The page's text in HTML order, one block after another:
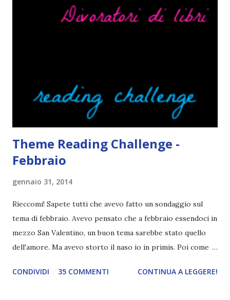
RAGAZZI nei libri hanno i capelli arruffati. Vabbè, c'è crisi, il
dei libri sono dei grandi lettori, fatto sta che io non ho mai
trovato una scena in ...
Theme Reading Challenge -
Febbraio
gennaio 31, 2014
Rieccomi! Sapete tutti che avevo fatto un sondaggio sul
tema di febbraio. Avevo pensato che a febbraio essendoci in
mezzo San Valentino, un buon tema sarebbe stato quello
dell'amore. Ma avevo storto il naso io in primis. Poi come
più difficili e fare decidere a voi lettori tra storie d'amore
CONDIVIDI 35 COMMENTI CONTINUA A LEGGERE!